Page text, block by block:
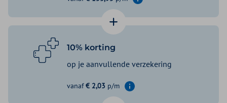
Informatie weergeven
Basis Start
€ 153,95
Basis Exclusief
10% korting
op je aanvullende verzekering
vanaf€ 2,03 p/m
Informatie weergeven